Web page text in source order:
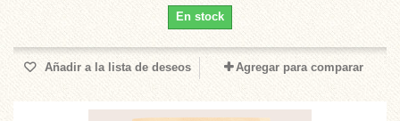
En stock
Añadir a la lista de deseos Agregar para comparar